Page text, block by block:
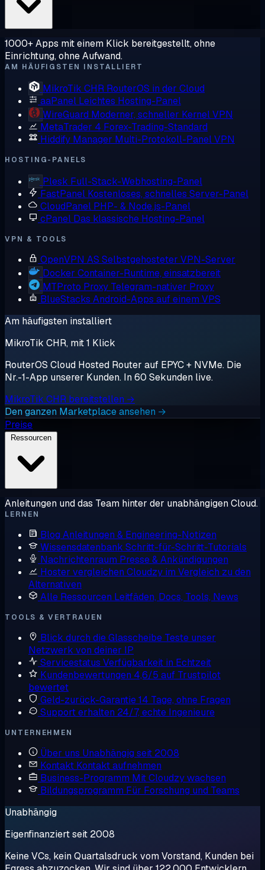
1000+ Apps mit einem Klick bereitgestellt, ohne
Einrichtung, ohne Aufwand.
AM HÄUFIGSTEN INSTALLIERT
MikroTik CHR RouterOS in der Cloud
aaPanel Leichtes Hosting-Panel
WireGuard Moderner, schneller Kernel VPN
MetaTrader 4 Forex-Trading-Standard
Hiddify Manager Multi-Protokoll-Panel VPN
HOSTING-PANELS
Plesk Full-Stack-Webhosting-Panel
FastPanel Kostenloses, schnelles Server-Panel
CloudPanel PHP- & Node.js-Panel
cPanel Das klassische Hosting-Panel
VPN & TOOLS
OpenVPN AS Selbstgehosteter VPN-Server
Docker Container-Runtime, einsatzbereit
MTProto Proxy Telegram-nativer Proxy
BlueStacks Android-Apps auf einem VPS
Am häufigsten installiert
MikroTik CHR, mit 1 Klick
RouterOS Cloud Hosted Router auf EPYC + NVMe. Die
Nr.-1-App unserer Kunden. In 60 Sekunden live.
MikroTik CHR bereitstellen →
Den ganzen Marketplace ansehen →
Preise
Anleitungen und das Team hinter der unabhängigen Cloud.
LERNEN
Blog Anleitungen & Engineering-Notizen
Wissensdatenbank Schritt-für-Schritt-Tutorials
Nachrichtenraum Presse & Ankündigungen
Hoster vergleichen Cloudzy im Vergleich zu den
Alternativen
Alle Ressourcen Leitfäden, Docs, Tools, News
TOOLS & VERTRAUEN
Blick durch die Glasscheibe Teste unser
Netzwerk von deiner IP
Servicestatus Verfügbarkeit in Echtzeit
Kundenbewertungen 4,6/5 auf Trustpilot
bewertet
Geld-zurück-Garantie14 Tage, ohne Fragen
Support erhalten 24/7, echte Ingenieure
UNTERNEHMEN
Über uns Unabhängig seit 2008
Kontakt Kontakt aufnehmen
Business-Programm Mit Cloudzy wachsen
Bildungsprogramm Für Forschung und Teams
Unabhängig
Eigenfinanziert seit 2008
Keine VCs, kein Quartalsdruck vom Vorstand, Kunden bei